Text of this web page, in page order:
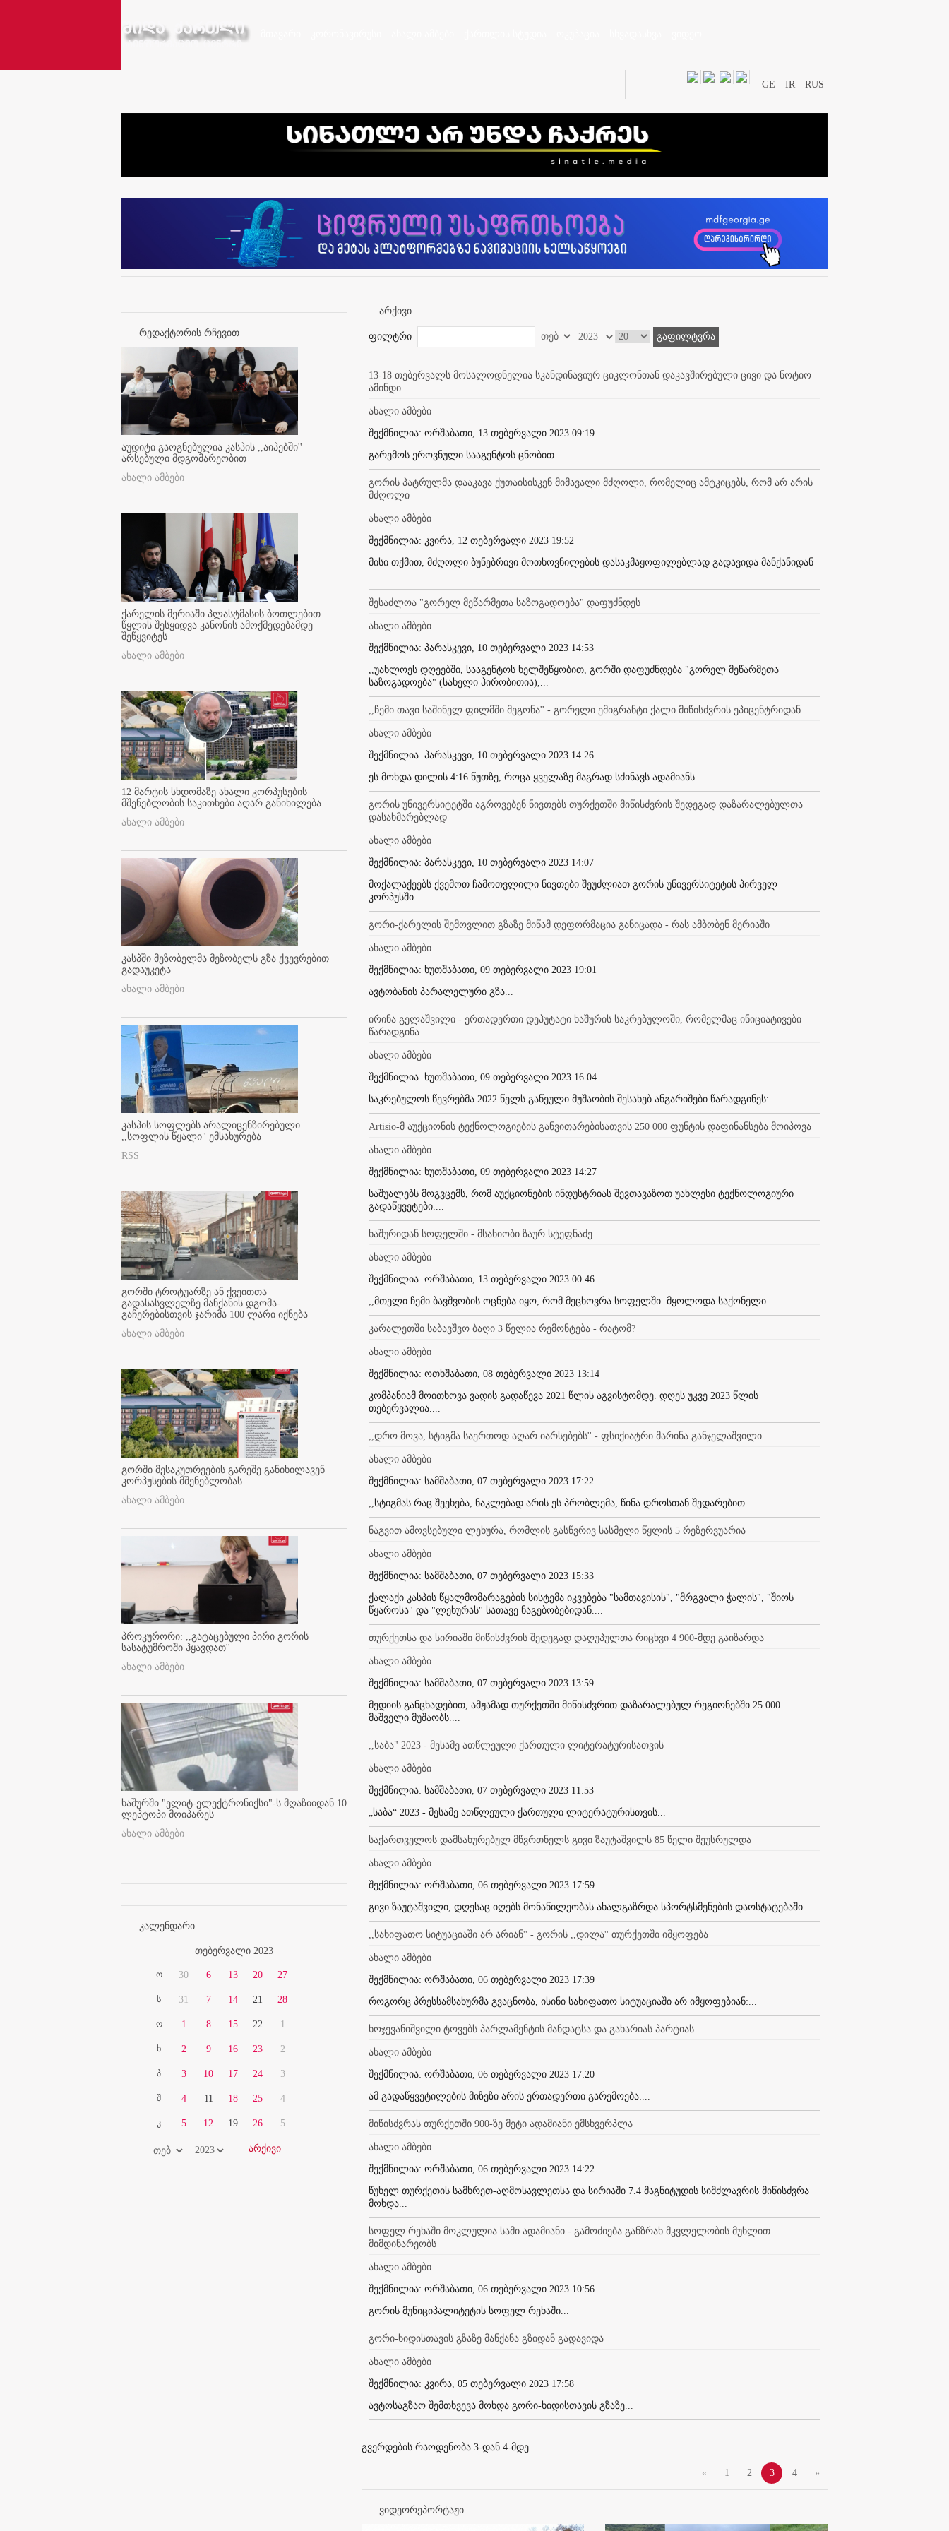
GE IR RUS
რედაქტორის რჩევით
აუდიტი გაოგნებულია კასპის ,,აიპებში''
არსებული მდგომარეობით
ახალი ამბები
ქარელის მერიაში პლასტმასის ბოთლებით
წყლის შესყიდვა კანონის ამოქმედებამდე
შეწყვიტეს
ახალი ამბები
12 მარტის სხდომაზე ახალი კორპუსების
მშენებლობის საკითხები აღარ განიხილება
ახალი ამბები
კასპში მეზობელმა მეზობელს გზა ქვევრებით
გადაუკეტა
ახალი ამბები
კასპის სოფლებს არალიცენზირებული
,,სოფლის წყალი" ემსახურება
RSS
გორში ტროტუარზე ან ქვეითთა
გადასასვლელზე მანქანის დგომა-
გაჩერებისთვის ჯარიმა 100 ლარი იქნება
ახალი ამბები
გორში მესაკუთრეების გარეშე განიხილავენ
კორპუსების მშენებლობას
ახალი ამბები
პროკურორი: ,,გატაცებული პირი გორის
სასატუმროში ჰყავდათ''
ახალი ამბები
ხაშურში "ელიტ-ელექტრონიქსი"-ს მღაზიიდან 10
ლეპტოპი მოიპარეს
ახალი ამბები
კალენდარი
თებერვალი 2023
ო
ს
ო
ხ
პ
შ
კ
30
31
1
2
3
4
5
6
7
8
9
10
11
12
13
14
15
16
17
18
19
20
21
22
23
24
25
26
27
28
1
2
3
4
5
არქივი
ფილტრი გაფილტვრა
13-18 თებერვალს მოსალოდნელია სკანდინავიურ ციკლონთან დაკავშირებული ცივი და ნოტიო
ამინდი
ახალი ამბები
შექმნილია: ორშაბათი, 13 თებერვალი 2023 09:19
გარემოს ეროვნული სააგენტოს ცნობით...
გორის პატრულმა დააკავა ქუთაისისკენ მიმავალი მძღოლი, რომელიც ამტკიცებს, რომ არ არის
მძღოლი
ახალი ამბები
შექმნილია: კვირა, 12 თებერვალი 2023 19:52
მისი თქმით, მძღოლი ბუნებრივი მოთხოვნილების დასაკმაყოფილებლად გადავიდა მანქანიდან
შესაძლოა "გორელ მეწარმეთა საზოგადოება" დაფუძნდეს
ახალი ამბები
შექმნილია: პარასკევი, 10 თებერვალი 2023 14:53
,,უახლოეს დღეებში, სააგენტოს ხელშეწყობით, გორში დაფუძნდება "გორელ მეწარმეთა
საზოგადოება" (სახელი პირობითია),...
,,ჩემი თავი საშინელ ფილმში მეგონა'' - გორელი ემიგრანტი ქალი მიწისძვრის ეპიცენტრიდან
ახალი ამბები
შექმნილია: პარასკევი, 10 თებერვალი 2023 14:26
ეს მოხდა დილის 4:16 წუთზე, როცა ყველაზე მაგრად სძინავს ადამიანს....
გორის უნივერსიტეტში აგროვებენ ნივთებს თურქეთში მიწისძვრის შედეგად დაზარალებულთა
დასახმარებლად
ახალი ამბები
შექმნილია: პარასკევი, 10 თებერვალი 2023 14:07
მოქალაქეებს ქვემოთ ჩამოთვლილი ნივთები შეუძლიათ გორის უნივერსიტეტის პირველ
კორპუსში...
გორი-ქარელის შემოვლით გზაზე მიწამ დეფორმაცია განიცადა - რას ამბობენ მერიაში
ახალი ამბები
შექმნილია: ხუთშაბათი, 09 თებერვალი 2023 19:01
ავტობანის პარალელური გზა...
ირინა გელაშვილი - ერთადერთი დეპუტატი ხაშურის საკრებულოში, რომელმაც ინიციატივები
წარადგინა
ახალი ამბები
შექმნილია: ხუთშაბათი, 09 თებერვალი 2023 16:04
საკრებულოს წევრებმა 2022 წელს გაწეული მუშაობის შესახებ ანგარიშები წარადგინეს: ...
Artisio-მ აუქციონის ტექნოლოგიების განვითარებისათვის 250 000 ფუნტის დაფინანსება მოიპოვა
ახალი ამბები
შექმნილია: ხუთშაბათი, 09 თებერვალი 2023 14:27
საშუალებს მოგვცემს, რომ აუქციონების ინდუსტრიას შევთავაზოთ უახლესი ტექნოლოგიური
გადაწყვეტები....
ხაშურიდან სოფელში - მსახიობი ზაურ სტეფნაძე
ახალი ამბები
შექმნილია: ორშაბათი, 13 თებერვალი 2023 00:46
,,მთელი ჩემი ბავშვობის ოცნება იყო, რომ მეცხოვრა სოფელში. მყოლოდა საქონელი....
კარალეთში საბავშვო ბაღი 3 წელია რემონტება - რატომ?
ახალი ამბები
შექმნილია: ოთხშაბათი, 08 თებერვალი 2023 13:14
კომპანიამ მოითხოვა ვადის გადაწევა 2021 წლის აგვისტომდე. დღეს უკვე 2023 წლის
თებერვალია....
,,დრო მოვა, სტიგმა საერთოდ აღარ იარსებებს'' - ფსიქიატრი მარინა განჯელაშვილი
ახალი ამბები
შექმნილია: სამშაბათი, 07 თებერვალი 2023 17:22
,,სტიგმას რაც შეეხება, ნაკლებად არის ეს პრობლემა, წინა დროსთან შედარებით....
ნაგვით ამოვსებული ლეხურა, რომლის გასწვრივ სასმელი წყლის 5 რეზერვუარია
ახალი ამბები
შექმნილია: სამშაბათი, 07 თებერვალი 2023 15:33
ქალაქი კასპის წყალმომარაგების სისტემა იკვებება "სამთავისის", "მრგვალი ჭალის", "შიოს
წყაროსა" და "ლეხურას" სათავე ნაგებობებიდან....
თურქეთსა და სირიაში მიწისძვრის შედეგად დაღუპულთა რიცხვი 4 900-მდე გაიზარდა
ახალი ამბები
შექმნილია: სამშაბათი, 07 თებერვალი 2023 13:59
მედიის განცხადებით, ამჟამად თურქეთში მიწისძვრით დაზარალებულ რეგიონებში 25 000
მაშველი მუშაობს....
,,საბა" 2023 - მესამე ათწლეული ქართული ლიტერატურისათვის
ახალი ამბები
შექმნილია: სამშაბათი, 07 თებერვალი 2023 11:53
„საბა“ 2023 - მესამე ათწლეული ქართული ლიტერატურისთვის...
საქართველოს დამსახურებულ მწვრთნელს გივი ზაუტაშვილს 85 წელი შეუსრულდა
ახალი ამბები
შექმნილია: ორშაბათი, 06 თებერვალი 2023 17:59
გივი ზაუტაშვილი, დღესაც იღებს მონაწილეობას ახალგაზრდა სპორტსმენების დაოსტატებაში...
,,სახიფათო სიტუაციაში არ არიან'' - გორის ,,დილა'' თურქეთში იმყოფება
ახალი ამბები
შექმნილია: ორშაბათი, 06 თებერვალი 2023 17:39
როგორც პრესსამსახურმა გვაცნობა, ისინი სახიფათო სიტუაციაში არ იმყოფებიან:...
ხოჯევანიშვილი ტოვებს პარლამენტის მანდატსა და გახარიას პარტიას
ახალი ამბები
შექმნილია: ორშაბათი, 06 თებერვალი 2023 17:20
ამ გადაწყვეტილების მიზეზი არის ერთადერთი გარემოება:...
მიწისძვრას თურქეთში 900-ზე მეტი ადამიანი ემსხვერპლა
ახალი ამბები
შექმნილია: ორშაბათი, 06 თებერვალი 2023 14:22
წუხელ თურქეთის სამხრეთ-აღმოსავლეთსა და სირიაში 7.4 მაგნიტუდის სიმძლავრის მიწისძვრა
მოხდა...
სოფელ რეხაში მოკლულია სამი ადამიანი - გამოძიება განზრახ მკვლელობის მუხლით
მიმდინარეობს
ახალი ამბები
შექმნილია: ორშაბათი, 06 თებერვალი 2023 10:56
გორის მუნიციპალიტეტის სოფელ რეხაში...
გორი-ხიდისთავის გზაზე მანქანა გზიდან გადავიდა
ახალი ამბები
შექმნილია: კვირა, 05 თებერვალი 2023 17:58
ავტოსაგზაო შემთხვევა მოხდა გორი-ხიდისთავის გზაზე...
« 1 2 3 4 »
გვერდების რაოდენობა 3-დან 4-მდე
ვიდეორეპორტაჟი